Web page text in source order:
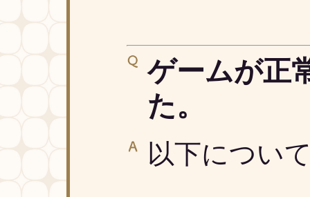
ゲームが正
た。
以下につい